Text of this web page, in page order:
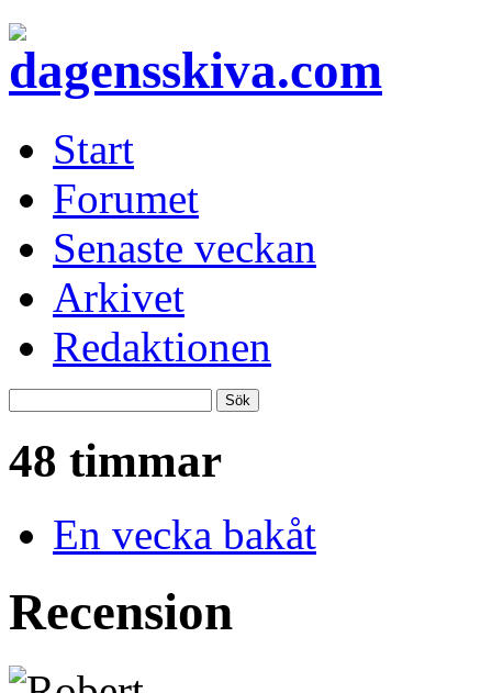
Start
Forumet
Senaste veckan
Arkivet
Redaktionen
48 timmar
En vecka bakåt
Recension